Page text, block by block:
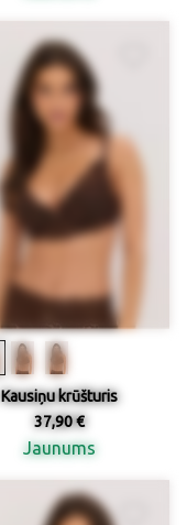
Kausiņu krūšturis
37,90 €
Jaunums